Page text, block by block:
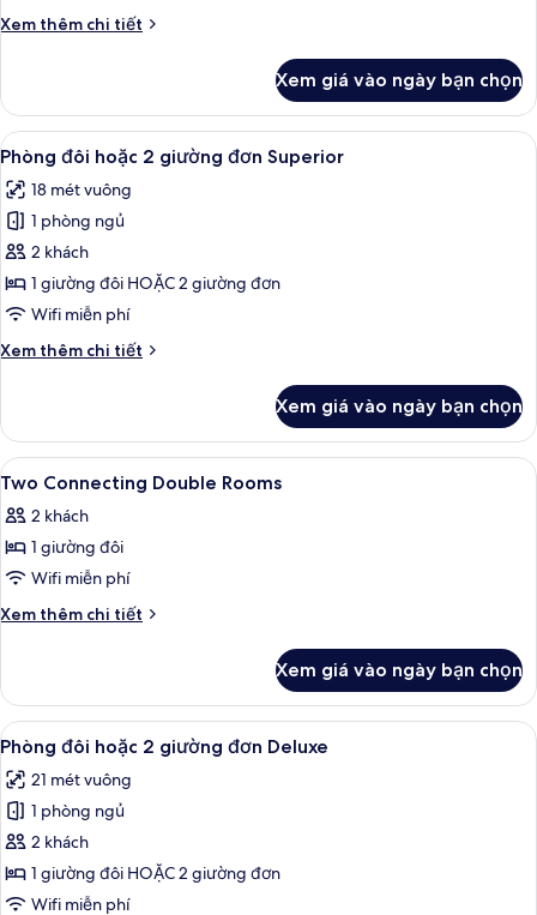
Xem thêm chi tiết
Chi
Phòng
Suite
Junior
Xem giá vào ngày bạn chọn
Xem
tất
cả
ảnh
Phòng
đôi
hoặc
giường
Bộ đồ giường cao cấp, minibar, két
6
Phòng đôi hoặc 2 giường đơn Superior
18 mét vuông
1 phòng ngủ
2 khách
1 giường đôi HOẶC 2 giường đơn
Wifi miễn phí
Xem thêm chi tiết
Chi
Phòng
đôi
hoặc
giường
đơn
Xem giá vào ngày bạn chọn
Xem
tất
cả
ảnh
Two
Connecting
Bộ đồ giường cao cấp, minibar, két
5
Two Connecting Double Rooms
2 khách
1 giường đôi
Wifi miễn phí
Xem thêm chi tiết
Chi
Two
Connecting
Double
Rooms
Xem giá vào ngày bạn chọn
Xem
tất
cả
ảnh
Phòng
đôi
hoặc
Phòng đôi hoặc 2 giường đơn
5
Phòng đôi hoặc 2 giường đơn Deluxe
21 mét vuông
1 phòng ngủ
2 khách
1 giường đôi HOẶC 2 giường đơn
Wifi miễn phí